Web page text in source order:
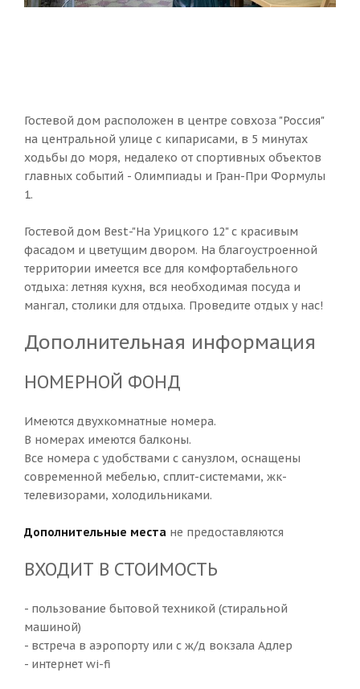
Гостевой дом расположен в центре совхоза "Россия"
на центральной улице с кипарисами, в 5 минутах
ходьбы до моря, недалеко от спортивных объектов
главных событий - Олимпиады и Гран-При Формулы
1.
Гостевой дом Best-"На Урицкого 12" с красивым
фасадом и цветущим двором. На благоустроенной
территории имеется все для комфортабельного
отдыха: летняя кухня, вся необходимая посуда и
мангал, столики для отдыха. Проведите отдых у нас!
Дополнительная информация
НОМЕРНОЙ ФОНД
Имеются двухкомнатные номера.
В номерах имеются балконы.
Все номера с удобствами с санузлом, оснащены
современной мебелью, сплит-системами, жк-
телевизорами, холодильниками.
Дополнительные места не предоставляются
ВХОДИТ В СТОИМОСТЬ
- пользование бытовой техникой (стиральной
машиной)
- встреча в аэропорту или с ж/д вокзала Адлер
- интернет wi-fi